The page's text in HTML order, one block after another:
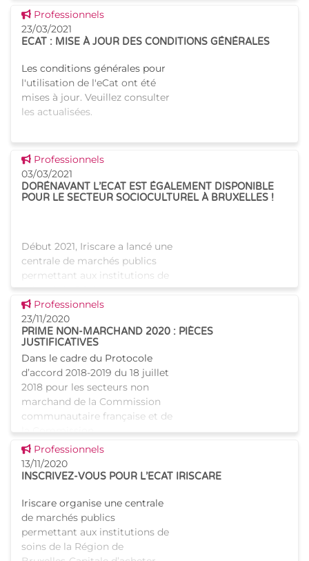
néerlandais) à Bruxelles afin
d’organiser une formation en
néerlandais pour les
Voir cette news
Professionnels
23/03/2021
ECAT : MISE À JOUR DES CONDITIONS GÉNÉRALES
Les conditions générales pour
l'utilisation de l'eCat ont été
mises à jour. Veuillez consulter
les actualisées.
Voir cette news
Professionnels
03/03/2021
DORÉNAVANT L’ECAT EST ÉGALEMENT DISPONIBLE
POUR LE SECTEUR SOCIOCULTUREL À BRUXELLES !
Début 2021, Iriscare a lancé une
centrale de marchés publics
permettant aux institutions de
soins de la Région de
Bruxelles-Capitale d’acheter
directement auprès de
fournisseure de matériel de
Voir cette news
Professionnels
23/11/2020
PRIME NON-MARCHAND 2020 : PIÈCES
JUSTIFICATIVES
Dans le cadre du Protocole
d’accord 2018-2019 du 18 juillet
2018 pour les secteurs non
marchand de la Commission
communautaire française et de
la Commission
communautaire commune, un
budget a été
Voir cette news
Professionnels
13/11/2020
INSCRIVEZ-VOUS POUR L’ECAT IRISCARE
Iriscare organise une centrale
de marchés publics
permettant aux institutions de
soins de la Région de